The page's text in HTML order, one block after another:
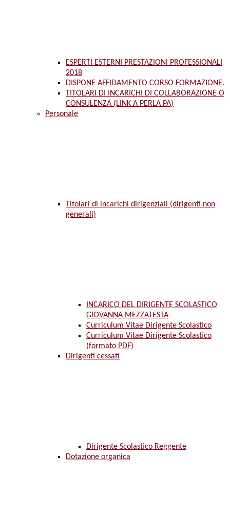
ESPERTI ESTERNI PRESTAZIONI PROFESSIONALI
2018
DISPONE AFFIDAMENTO CORSO FORMAZIONE.
TITOLARI DI INCARICHI DI COLLABORAZIONE O
CONSULENZA (LINK A PERLA PA)
Personale
Titolari di incarichi dirigenziali (dirigenti non
generali)
INCARICO DEL DIRIGENTE SCOLASTICO
GIOVANNA MEZZATESTA
Curriculum Vitae Dirigente Scolastico
Curriculum Vitae Dirigente Scolastico
(formato PDF)
Dirigenti cessati
Dirigente Scolastico Reggente
Dotazione organica